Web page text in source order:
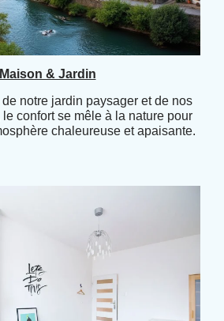
Maison & Jardin
notre jardin paysager et de nos
confort se mêle à la nature pour
chaleureuse et apaisante.